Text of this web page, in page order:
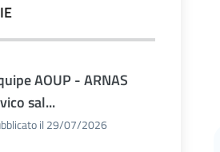
AOUP - ARNAS
sal...
il 29/07/2026